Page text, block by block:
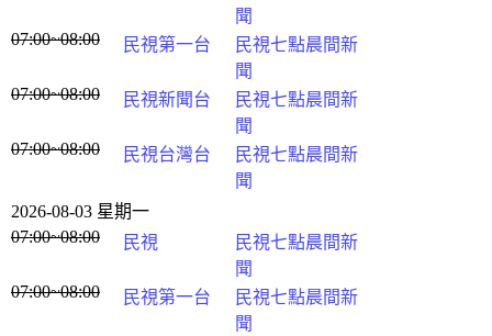
聞
07:00~08:00
民視第一台
民視七點晨間新
聞
07:00~08:00
民視新聞台
民視七點晨間新
聞
07:00~08:00
民視台灣台
民視七點晨間新
聞
2026-08-03 星期一
07:00~08:00
民視
民視七點晨間新
聞
07:00~08:00
民視第一台
民視七點晨間新
聞